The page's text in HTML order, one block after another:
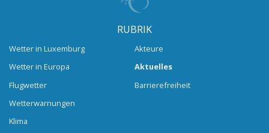
RUBRIK
Wetter in Luxemburg
Wetter in Europa
Flugwetter
Wetterwarnungen
Klima
Akteure
Aktuelles
Barrierefreiheit